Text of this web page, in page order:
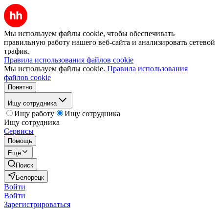
Мы используем файлы cookie, чтобы обеспечивать
правильную работу нашего веб-сайта и анализировать сетевой
трафик.
Правила использования файлов cookie
Мы используем файлы cookie. Правила использования
файлов cookie
Понятно
Ищу сотрудника
Ищу работу
Ищу сотрудника
Ищу сотрудника
Сервисы
Помощь
Ещё
Поиск
Белорецк
Войти
Войти
Зарегистрироваться